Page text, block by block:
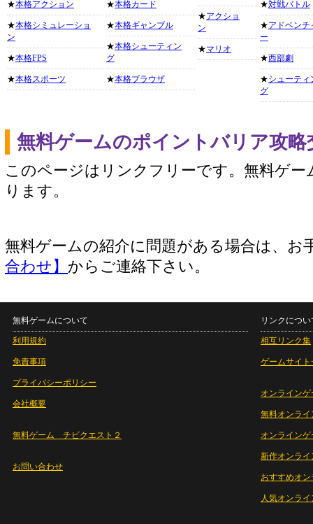
★本格アクション
★本格シミュレーショ
ン
★本格FPS
★本格スポーツ
★本格カード
★本格ギャンブル
★本格シューティン
グ
★本格ブラウザ
★アクショ
ン
★マリオ
★対戦バトル
★アドベンチ
ー
★西部劇
★シューティ
グ
無料ゲームのポイントバリア攻
このページはリンクフリーです。無料ゲー
ります。
無料ゲームの紹介に問題がある場合は、お
合わせ】 からご連絡下さい。
無料ゲームについて
利用規約
免責事項
プライバシーポリシー
会社概要
無料ゲーム チビクエスト２
お問い合わせ
リンクについ
相互リンク集
ゲームサイト
オンラインゲ
無料オンライ
オンライン
新作オンライ
おすすめオ
人気オンラ